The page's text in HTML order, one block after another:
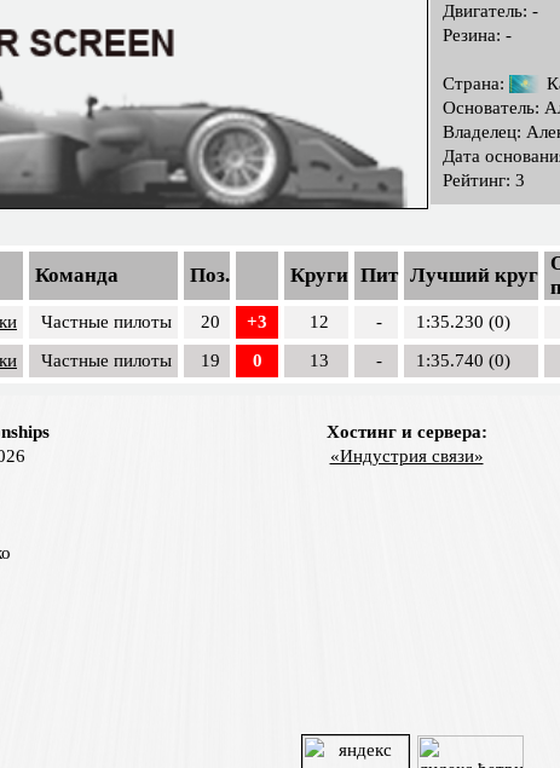
Двигатель: -
Резина: -
Страна:
Основатель:
Владелец:
Дата
Рейтинг: 3
Команда Поз. Круги Пит Лучший круг
Частные пилоты 20 +3 12 -
1:35.230 (0)
Частные пилоты 19 0 13 - 1:35.740 (0)
Хостинг и сервера:
«Индустрия связи»